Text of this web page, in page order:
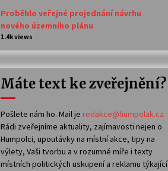
Proběhlo veřejné projednání návrhu
nového územního plánu
1.4k views
Máte text ke zveřejnění?
Pošlete nám ho. Mail je redakce@humpolak.cz
Rádi zveřejníme aktuality, zajímavosti nejen o
Humpolci, upoutávky na místní akce, tipy na
výlety, Vaši tvorbu a v rozumné míře i texty
místních politických uskupení a reklamu týkající